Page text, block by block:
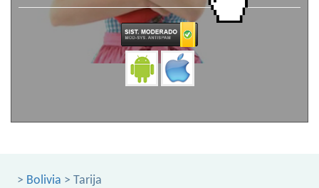
> Bolivia > Tarija